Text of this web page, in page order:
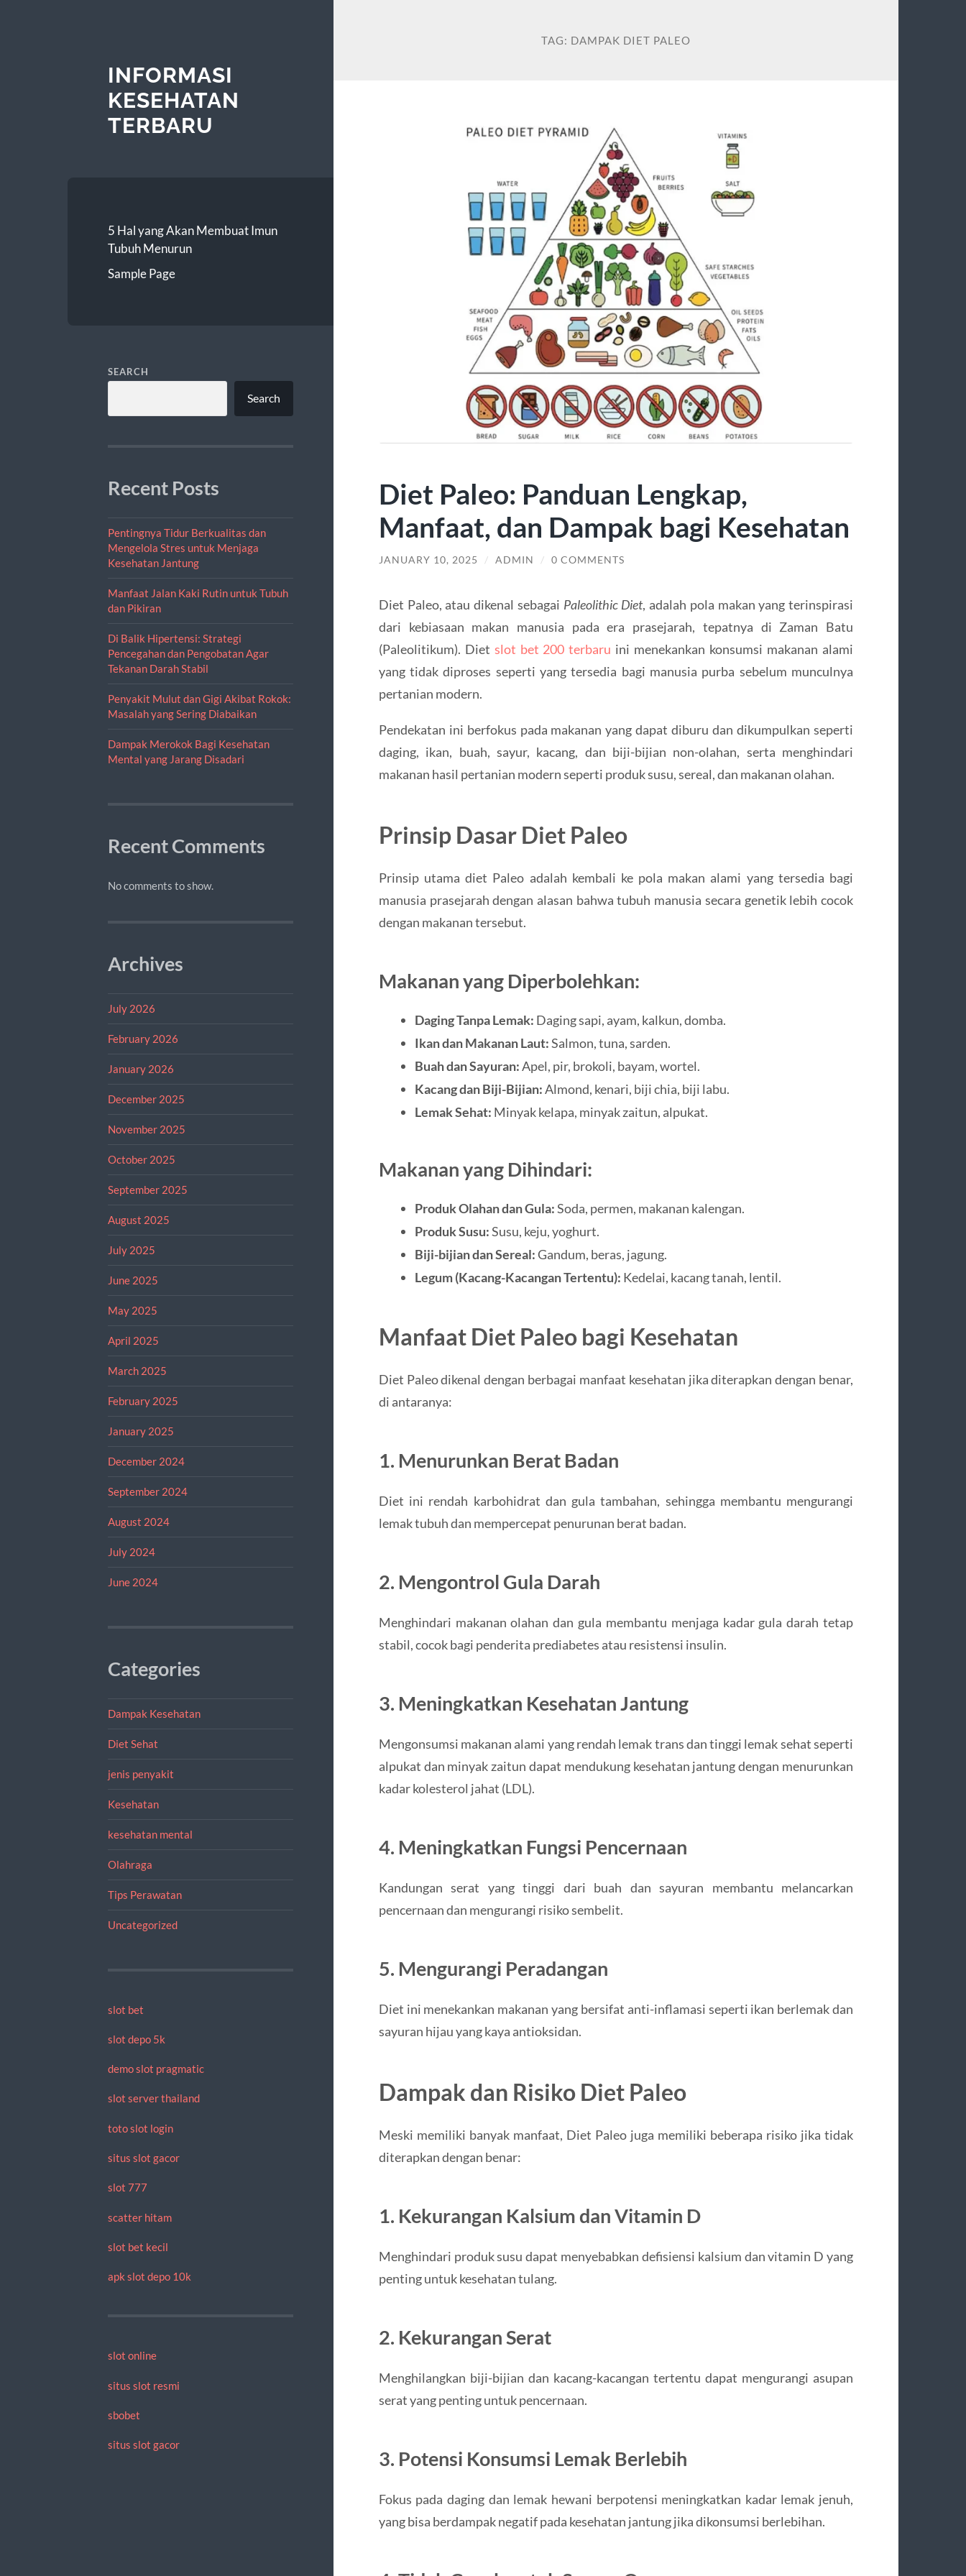
INFORMASI
KESEHATAN
TERBARU
5 Hal yang Akan Membuat Imun
Tubuh Menurun
Sample Page
SEARCH
Search
Recent Posts
Pentingnya Tidur Berkualitas dan
Mengelola Stres untuk Menjaga
Kesehatan Jantung
Manfaat Jalan Kaki Rutin untuk Tubuh
dan Pikiran
Di Balik Hipertensi: Strategi
Pencegahan dan Pengobatan Agar
Tekanan Darah Stabil
Penyakit Mulut dan Gigi Akibat Rokok:
Masalah yang Sering Diabaikan
Dampak Merokok Bagi Kesehatan
Mental yang Jarang Disadari
Recent Comments
No comments to show.
Archives
July 2026
February 2026
January 2026
December 2025
November 2025
October 2025
September 2025
August 2025
July 2025
June 2025
May 2025
April 2025
March 2025
February 2025
January 2025
December 2024
September 2024
August 2024
July 2024
June 2024
Categories
Dampak Kesehatan
Diet Sehat
jenis penyakit
Kesehatan
kesehatan mental
Olahraga
Tips Perawatan
Uncategorized
slot bet
slot depo 5k
demo slot pragmatic
slot server thailand
toto slot login
situs slot gacor
slot 777
scatter hitam
slot bet kecil
apk slot depo 10k
slot online
situs slot resmi
sbobet
situs slot gacor
TAG: DAMPAK DIET PALEO
Diet Paleo: Panduan Lengkap,
Manfaat, dan Dampak bagi Kesehatan
JANUARY 10, 2025 / ADMIN / 0 COMMENTS
Diet Paleo, atau dikenal sebagai Paleolithic Diet, adalah pola makan yang terinspirasi
dari kebiasaan makan manusia pada era prasejarah, tepatnya di Zaman Batu
(Paleolitikum). Diet slot bet 200 terbaru ini menekankan konsumsi makanan alami
yang tidak diproses seperti yang tersedia bagi manusia purba sebelum munculnya
pertanian modern.
Pendekatan ini berfokus pada makanan yang dapat diburu dan dikumpulkan seperti
daging, ikan, buah, sayur, kacang, dan biji-bijian non-olahan, serta menghindari
makanan hasil pertanian modern seperti produk susu, sereal, dan makanan olahan.
Prinsip Dasar Diet Paleo
Prinsip utama diet Paleo adalah kembali ke pola makan alami yang tersedia bagi
manusia prasejarah dengan alasan bahwa tubuh manusia secara genetik lebih cocok
dengan makanan tersebut.
Makanan yang Diperbolehkan:
Daging Tanpa Lemak: Daging sapi, ayam, kalkun, domba.
Ikan dan Makanan Laut:Salmon, tuna, sarden.
Buah dan Sayuran:Apel, pir, brokoli, bayam, wortel.
Kacang dan Biji-Bijian:Almond, kenari, biji chia, biji labu.
Lemak Sehat: Minyak kelapa, minyak zaitun, alpukat.
Makanan yang Dihindari:
Produk Olahan dan Gula:Soda, permen, makanan kalengan.
Produk Susu:Susu, keju, yoghurt.
Biji-bijian dan Sereal:Gandum, beras, jagung.
Legum (Kacang-Kacangan Tertentu): Kedelai, kacang tanah, lentil.
Manfaat Diet Paleo bagi Kesehatan
Diet Paleo dikenal dengan berbagai manfaat kesehatan jika diterapkan dengan benar,
di antaranya:
1. Menurunkan Berat Badan
Diet ini rendah karbohidrat dan gula tambahan, sehingga membantu mengurangi
lemak tubuh dan mempercepat penurunan berat badan.
2. Mengontrol Gula Darah
Menghindari makanan olahan dan gula membantu menjaga kadar gula darah tetap
stabil, cocok bagi penderita prediabetes atau resistensi insulin.
3. Meningkatkan Kesehatan Jantung
Mengonsumsi makanan alami yang rendah lemak trans dan tinggi lemak sehat seperti
alpukat dan minyak zaitun dapat mendukung kesehatan jantung dengan menurunkan
kadar kolesterol jahat (LDL).
4. Meningkatkan Fungsi Pencernaan
Kandungan serat yang tinggi dari buah dan sayuran membantu melancarkan
pencernaan dan mengurangi risiko sembelit.
5. Mengurangi Peradangan
Diet ini menekankan makanan yang bersifat anti-inflamasi seperti ikan berlemak dan
sayuran hijau yang kaya antioksidan.
Dampak dan Risiko Diet Paleo
Meski memiliki banyak manfaat, Diet Paleo juga memiliki beberapa risiko jika tidak
diterapkan dengan benar:
1. Kekurangan Kalsium dan Vitamin D
Menghindari produk susu dapat menyebabkan defisiensi kalsium dan vitamin D yang
penting untuk kesehatan tulang.
2. Kekurangan Serat
Menghilangkan biji-bijian dan kacang-kacangan tertentu dapat mengurangi asupan
serat yang penting untuk pencernaan.
3. Potensi Konsumsi Lemak Berlebih
Fokus pada daging dan lemak hewani berpotensi meningkatkan kadar lemak jenuh,
yang bisa berdampak negatif pada kesehatan jantung jika dikonsumsi berlebihan.